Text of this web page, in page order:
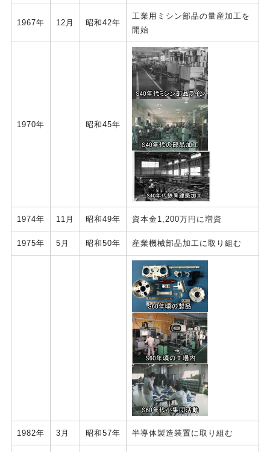
1967年 12月 昭和42年
工業用ミシン部品の量産加工を
開始
1970年 昭和45年
1974年 11月 昭和49年 資本金1,200万円に増資
1975年 5月 昭和50年 産業機械部品加工に取り組む
1982年 3月 昭和57年 半導体製造装置に取り組む